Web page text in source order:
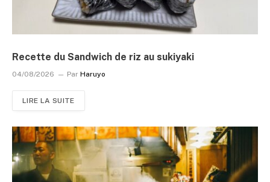
Recette du Sandwich de riz au sukiyaki
04/08/2026 Par Haruyo
LIRE LA SUITE